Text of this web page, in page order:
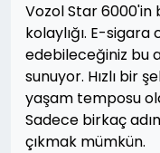
Vozol Star 6000'in
kolaylığı. E-
edebileceğiniz bu
sunuyor. Hızlı bir
yaşam temposu
Sadece birkaç
çıkmak mümkün.